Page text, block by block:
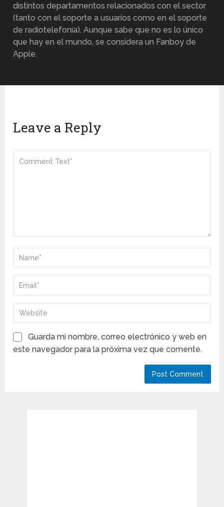
distintos departamentos relacionados con el sector
(tanto con el soporte a usuarios como en el soporte
de radiotelefonía). Aunque sabe que no es lo único
que hay en el mundo, se considera un Fanboy de
Apple.
Leave a Reply
Guarda mi nombre, correo electrónico y web en
este navegador para la próxima vez que comente.